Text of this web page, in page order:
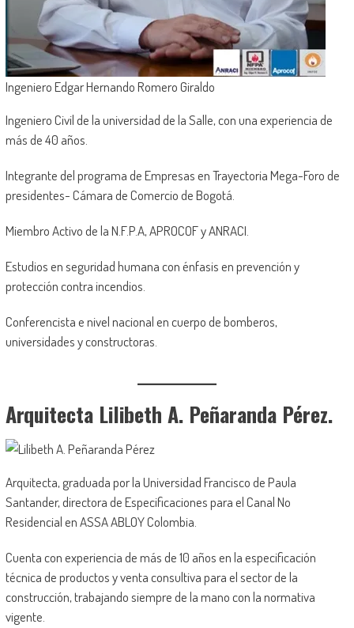
Ingeniero Edgar Hernando Romero Giraldo
Ingeniero Civil de la universidad de la Salle, con una experiencia de
más de 40 años.
Integrante del programa de Empresas en Trayectoria Mega-Foro de
presidentes- Cámara de Comercio de Bogotá.
Miembro Activo de la N.F.P.A, APROCOF y ANRACI.
Estudios en seguridad humana con énfasis en prevención y
protección contra incendios.
Conferencista e nivel nacional en cuerpo de bomberos,
universidades y constructoras.
Arquitecta Lilibeth A. Peñaranda Pérez.
Arquitecta, graduada por la Universidad Francisco de Paula
Santander, directora de Especificaciones para el Canal No
Residencial en ASSA ABLOY Colombia.
Cuenta con experiencia de más de 10 años en la especificación
técnica de productos y venta consultiva para el sector de la
construcción, trabajando siempre de la mano con la normativa
vigente.